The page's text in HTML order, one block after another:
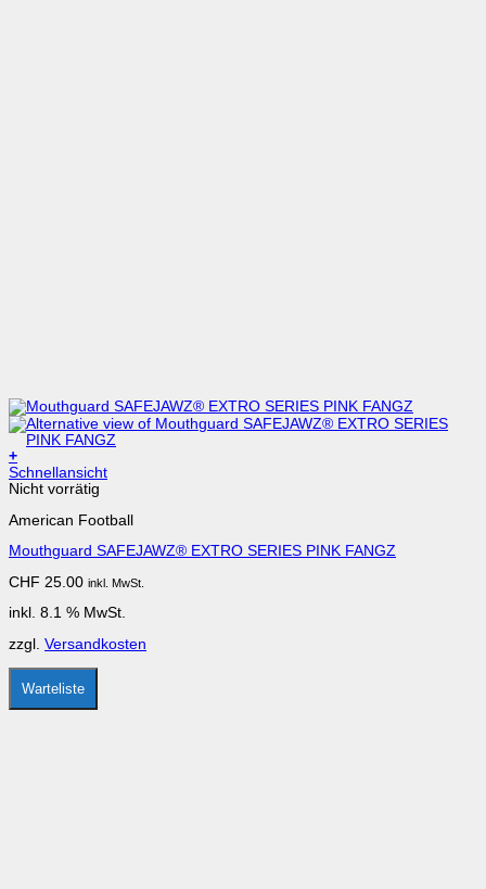
+
Schnellansicht
Nicht vorrätig
American Football
Mouthguard SAFEJAWZ® EXTRO SERIES PINK FANGZ
CHF 25.00 inkl. MwSt.
inkl. 8.1 % MwSt.
zzgl. Versandkosten
Warteliste